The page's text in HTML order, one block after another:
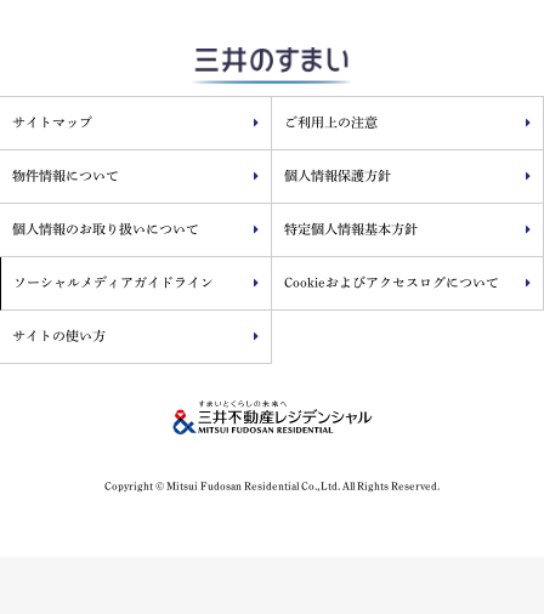
サイトマップ ご利用上の注意
物件情報について 個人情報保護方針
個人情報のお取り扱いについて 特定個人情報基本方針
ソーシャルメディアガイドライン Cookieおよびアクセスログについて
サイトの使い方
Copyright © Mitsui Fudosan Residential Co.,Ltd. All Rights Reserved.